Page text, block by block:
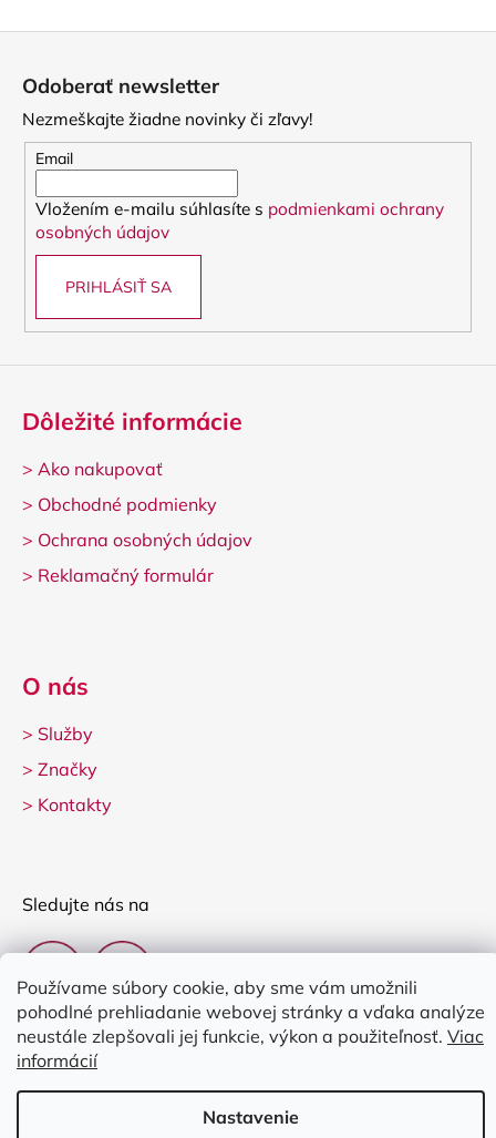
Používame súbory cookie, aby sme vám umožnili
pohodlné prehliadanie webovej stránky a vďaka analýze
neustále zlepšovali jej funkcie, výkon a použiteľnosť. Viac
informácií
Nastavenie
Odoberať newsletter
Nezmeškajte žiadne novinky či zľavy!
Email
Vložením e-mailu súhlasíte s podmienkami ochrany
osobných údajov
PRIHLÁSIŤ SA
Dôležité informácie
> Ako nakupovať
> Obchodné podmienky
> Ochrana osobných údajov
> Reklamačný formulár
O nás
> Služby
> Značky
> Kontakty
Sledujte nás na